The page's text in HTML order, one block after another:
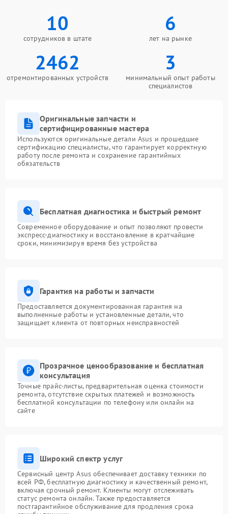
10
сотрудников в штате
6
лет на рынке
2462
отремонтированных устройств
3
минимальный опыт работы
специалистов
Оригинальные запчасти и
сертифицированные мастера
Используются оригинальные детали Asus и прошедшие
сертификацию специалисты, что гарантирует корректную
работу после ремонта и сохранение гарантийных
обязательств
Бесплатная диагностика и быстрый ремонт
Современное оборудование и опыт позволяют провести
экспресс-диагностику и восстановление в кратчайшие
сроки, минимизируя время без устройства
Гарантия на работы и запчасти
Предоставляется документированная гарантия на
выполненные работы и установленные детали, что
защищает клиента от повторных неисправностей
Прозрачное ценообразование и бесплатная
консультация
Точные прайс-листы, предварительная оценка стоимости
ремонта, отсутствие скрытых платежей и возможность
бесплатной консультации по телефону или онлайн на
сайте
Широкий спектр услуг
Сервисный центр Asus обеспечивает доставку техники по
всей РФ, бесплатную диагностику и качественный ремонт,
включая срочный ремонт. Клиенты могут отслеживать
статус ремонта онлайн. Также предоставляется
постгарантийное обслуживание для продления срока